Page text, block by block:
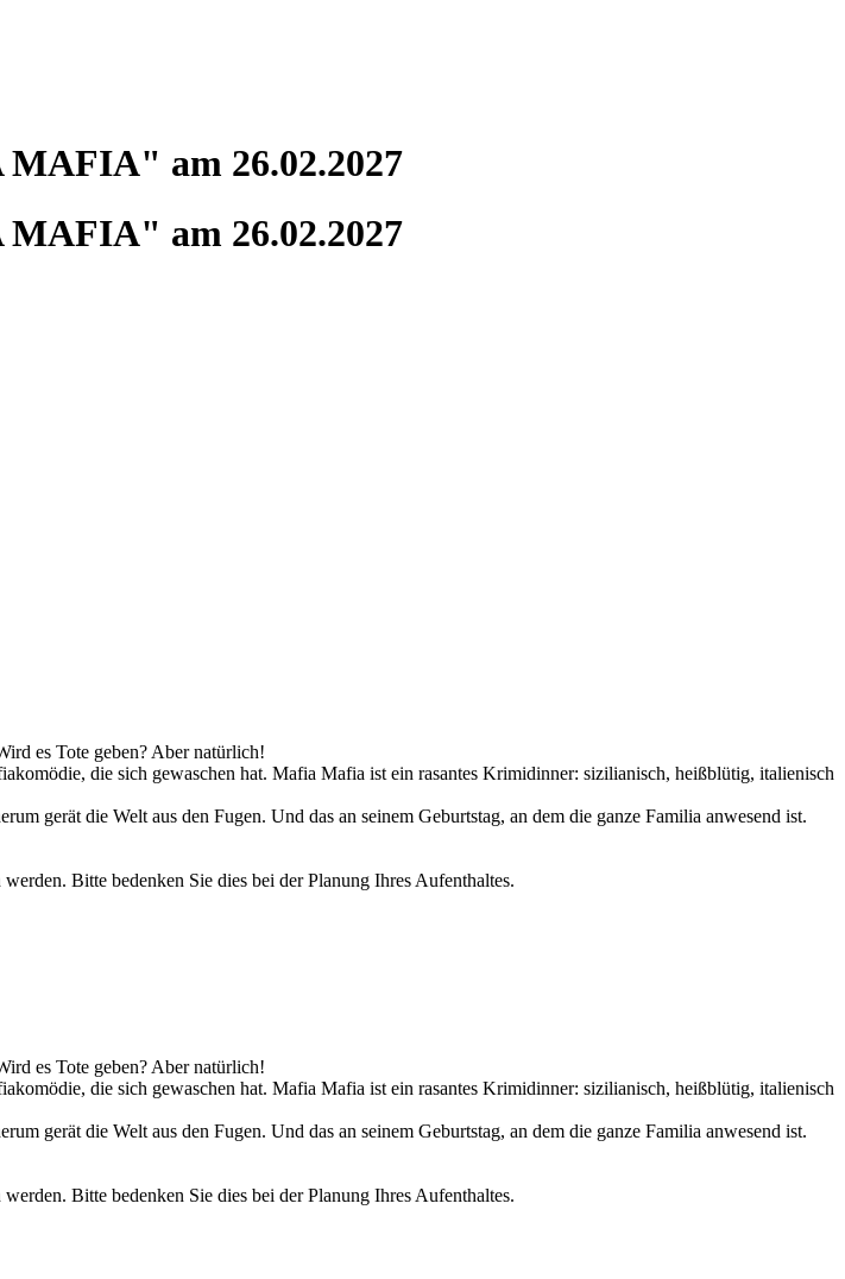
am 26.02.2027
am 26.02.2027
es Tote geben? Aber natürlich!
die sich gewaschen hat. Mafia Mafia ist ein rasantes Krimidinner: sizilianisch, heißblütig, italienisch
gerät die Welt aus den Fugen. Und das an seinem Geburtstag, an dem die ganze Familia anwesend ist.
Bitte bedenken Sie dies bei der Planung Ihres Aufenthaltes.
es Tote geben? Aber natürlich!
die sich gewaschen hat. Mafia Mafia ist ein rasantes Krimidinner: sizilianisch, heißblütig, italienisch
gerät die Welt aus den Fugen. Und das an seinem Geburtstag, an dem die ganze Familia anwesend ist.
Bitte bedenken Sie dies bei der Planung Ihres Aufenthaltes.